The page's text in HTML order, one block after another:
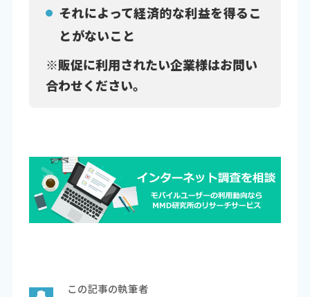
それによって経済的な利益を得るこ
とがないこと
※販促に利用されたい企業様はお問い
合わせください。
この記事の執筆者